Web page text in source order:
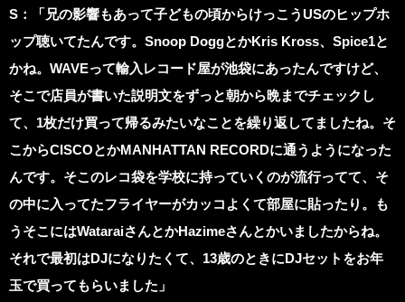
S ：「兄の影響もあって子どもの頃からけっこうUSのヒップホ
ップ聴いてたんです。Snoop DoggとかKris Kross、Spice1と
かね。WAVEって輸入レコード屋が池袋にあったんですけど、
そこで店員が書いた説明文をずっと朝から晩までチェックし
て、1枚だけ買って帰るみたいなことを繰り返してましたね。そ
こからCISCOとかMANHATTAN RECORDに通うようになった
んです。そこのレコ袋を学校に持っていくのが流行ってて、そ
の中に入ってたフライヤーがカッコよくて部屋に貼ったり。も
うそこにはWataraiさんとかHazimeさんとかいましたからね。
それで最初はDJになりたくて、13歳のときにDJセットをお年
玉で買ってもらいました」